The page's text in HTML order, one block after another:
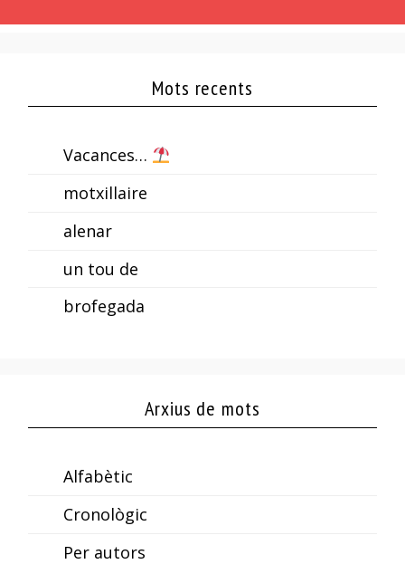
Mots recents
Vacances…
motxillaire
alenar
un tou de
brofegada
Arxius de mots
Alfabètic
Cronològic
Per autors